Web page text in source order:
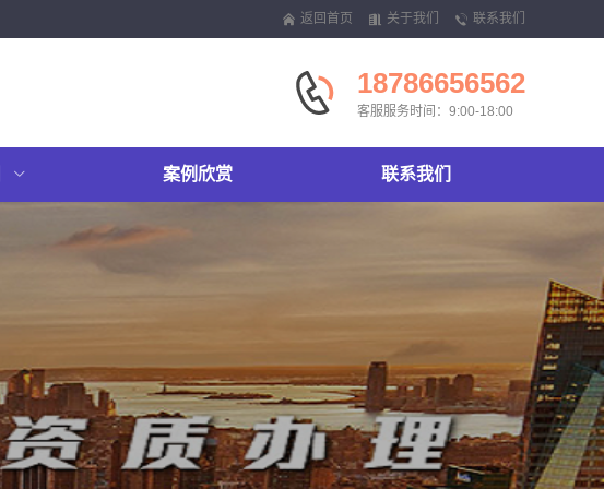
返回首页 关于我们 联系我们
18786656562
客服服务时间：9:00-18:00
案例欣赏 联系我们